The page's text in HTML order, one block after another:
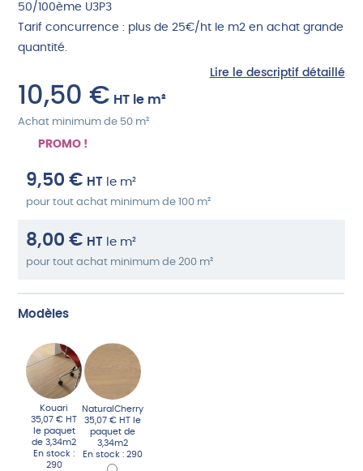
50/100ème U3P3
Tarif concurrence : plus de 25€/ht le m2 en achat grande
quantité.
Lire le descriptif détaillé
10,50€ HT le m²
Achat minimum de 50 m²
PROMO !
9,50€ HT le m²
pour tout achat minimum de 100 m²
8,00€ HT le m²
pour tout achat minimum de 200 m²
Modèles
Kouari
35,07 € HT
le paquet
de 3,34m2
En stock :
290
NaturalCherry
35,07 € HT
le
paquet de
3,34m2
En stock : 290